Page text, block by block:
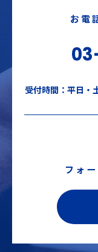
お電
受付時間：平日・
フォ